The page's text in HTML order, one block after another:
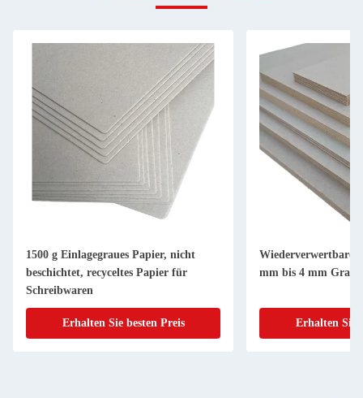
1500 g Einlagegraues Papier, nicht
beschichtet, recyceltes Papier für
Schreibwaren
Erhalten Sie besten Preis
Wiederverwertbare
mm bis 4 mm
Erhalten Sie